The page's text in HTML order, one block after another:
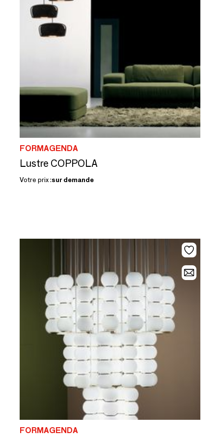
FORMAGENDA
Lustre COPPOLA
Votre prix :sur demande
FORMAGENDA